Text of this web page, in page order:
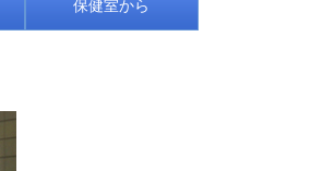
保健室から